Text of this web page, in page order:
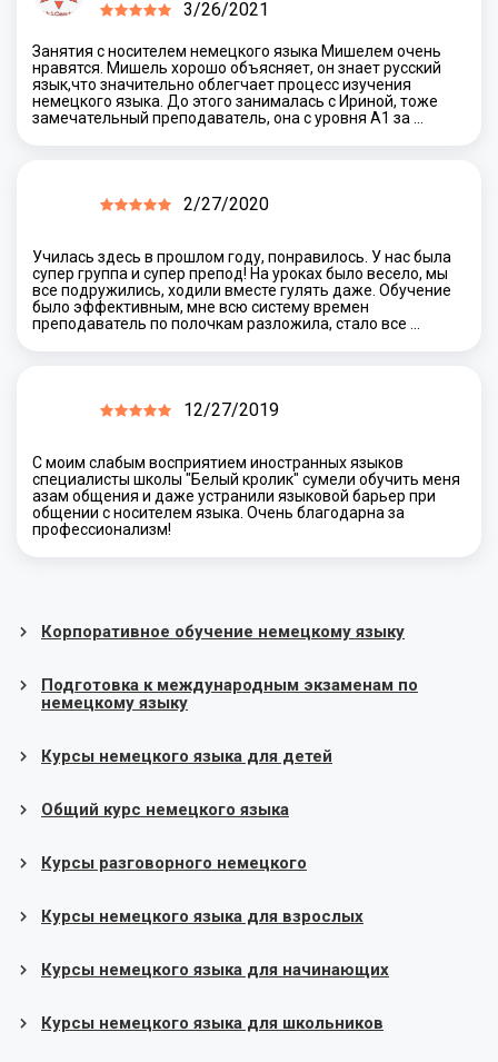
3/26/2021
Занятия с носителем немецкого языка Мишелем очень
нравятся. Мишель хорошо объясняет, он знает русский
язык,что значительно облегчает процесс изучения
немецкого языка. До этого занималась с Ириной, тоже
замечательный преподаватель, она с уровня А1 за …
2/27/2020
Училась здесь в прошлом году, понравилось. У нас была
супер группа и супер препод! На уроках было весело, мы
все подружились, ходили вместе гулять даже. Обучение
было эффективным, мне всю систему времен
преподаватель по полочкам разложила, стало все …
12/27/2019
С моим слабым восприятием иностранных языков
специалисты школы "Белый кролик" сумели обучить меня
азам общения и даже устранили языковой барьер при
общении с носителем языка. Очень благодарна за
профессионализм!
Корпоративное обучение немецкому языку
Подготовка к международным экзаменам по
немецкому языку
Курсы немецкого языка для детей
Общий курс немецкого языка
Курсы разговорного немецкого
Курсы немецкого языка для взрослых
Курсы немецкого языка для начинающих
Курсы немецкого языка для школьников